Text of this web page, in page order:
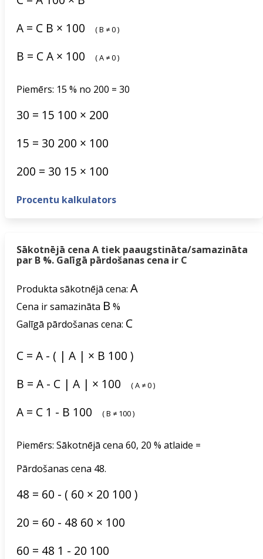
A = C B × 100 (B ≠0)
B = CA × 100 (A ≠0)
Piemērs: 15 % no 200 = 30
30 = 15 100 × 200
15 = 30 200 × 100
200 = 30 15 × 100
Procentu kalkulators
Sākotnējā cena A tiek paaugstināta/samazināta
par B %. Galīgā pārdošanas cena ir C
Produkta sākotnējā cena: A
Cena ir samazināta B %
Galīgā pārdošanas cena: C
C = A - ( | A | × B 100 )
B = A - C | A | × 100 (A ≠0)
A = C 1 - B 100 (B ≠ 100)
Piemērs: Sākotnējā cena 60, 20 % atlaide =
Pārdošanas cena 48.
48 = 60 - ( 60 × 20 100 )
20 = 60 - 48 60 × 100
60 = 48 1 - 20 100